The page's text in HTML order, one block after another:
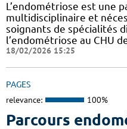
L’endométriose est une
multidisciplinaire et
soignants de spécialités
l’endométriose au CHU
18/02/2026 15:25
PAGES
relevance: 100%
Parcours